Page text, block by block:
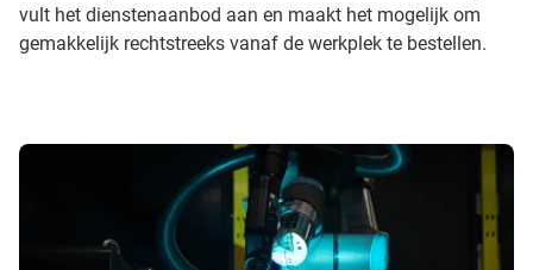
vult het dienstenaanbod aan en maakt het mogelijk om
gemakkelijk rechtstreeks vanaf de werkplek te bestellen.